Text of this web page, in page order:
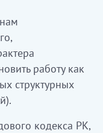
работу как
структурных
кодекса РК,